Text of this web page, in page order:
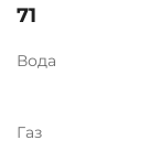
71
Вода
Газ